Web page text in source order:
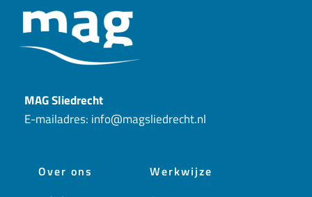
MAG Sliedrecht
E-mailadres: info@magsliedrecht.nl
Over ons
Werkwijze